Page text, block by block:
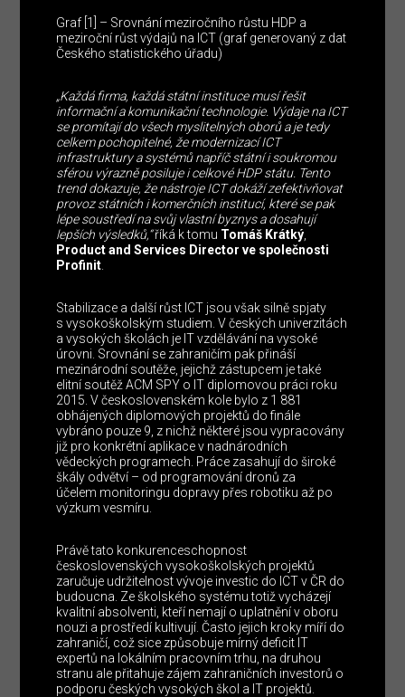
Graf [1] – Srovnání meziročního růstu HDP a
meziroční růst výdajů na ICT (graf generovaný z dat
Českého statistického úřadu)
„Každá firma, každá státní instituce musí řešit
informační a komunikační technologie. Výdaje na ICT
se promítají do všech myslitelných oborů a je tedy
celkem pochopitelné, že modernizací ICT
infrastruktury a systémů napříč státní i soukromou
sférou výrazně posiluje i celkové HDP státu. Tento
trend dokazuje, že nástroje ICT dokáží zefektivňovat
provoz státních i komerčních institucí, které se pak
lépe soustředí na svůj vlastní byznys a dosahují
lepších výsledků,“říká k tomu Tomáš Krátký
Product and Services Director ve společnosti
Profinit
Stabilizace a další růst ICT jsou však silně spjaty
s vysokoškolským studiem. V českých univerzitách
a vysokých školách je IT vzdělávání na vysoké
úrovni. Srovnání se zahraničím pak přináší
mezinárodní soutěže, jejichž zástupcem je také
elitní soutěž ACM SPY o IT diplomovou práci roku
2015. V československém kole bylo z 1 881
obhájených diplomových projektů do finále
vybráno pouze 9, z nichž některé jsou vypracovány
již pro konkrétní aplikace v nadnárodních
vědeckých programech. Práce zasahují do široké
škály odvětví – od programování dronů za
účelem monitoringu dopravy přes robotiku až po
výzkum vesmíru.
Právě tato konkurenceschopnost
československých vysokoškolských projektů
zaručuje udržitelnost vývoje investic do ICT v ČR do
budoucna. Ze školského systému totiž vycházejí
kvalitní absolventi, kteří nemají o uplatnění v oboru
nouzi a prostředí kultivují. Často jejich kroky míří do
zahraničí, což sice způsobuje mírný deficit IT
expertů na lokálním pracovním trhu, na druhou
stranu ale přitahuje zájem zahraničních investorů o
podporu českých vysokých škol a IT projektů.